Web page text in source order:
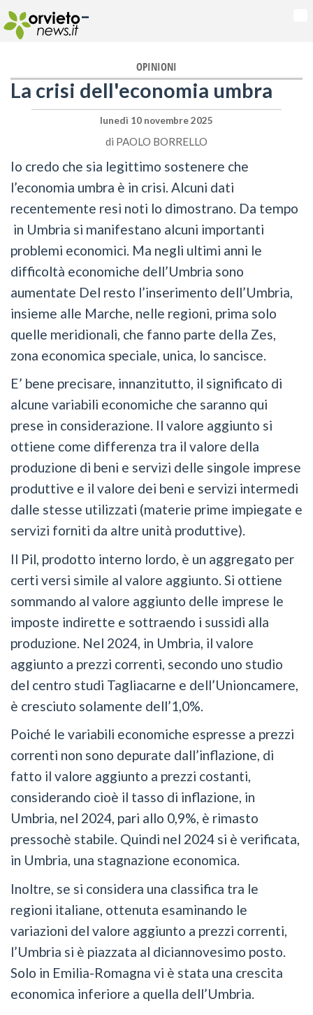
-
OPINIONI
La crisi dell'economia umbra
lunedì 10 novembre 2025
di PAOLO BORRELLO
Io credo che sia legittimo sostenere che
l’economia umbra è in crisi. Alcuni dati
recentemente resi noti lo dimostrano. Da tempo
in Umbria si manifestano alcuni importanti
problemi economici. Ma negli ultimi anni le
difficoltà economiche dell’Umbria sono
aumentate Del resto l’inserimento dell’Umbria,
insieme alle Marche, nelle regioni, prima solo
quelle meridionali, che fanno parte della Zes,
zona economica speciale, unica, lo sancisce.
E’ bene precisare, innanzitutto, il significato di
alcune variabili economiche che saranno qui
prese in considerazione. Il valore aggiunto si
ottiene come differenza tra il valore della
produzione di beni e servizi delle singole imprese
produttive e il valore dei beni e servizi intermedi
dalle stesse utilizzati (materie prime impiegate e
servizi forniti da altre unità produttive).
Il Pil, prodotto interno lordo, è un aggregato per
certi versi simile al valore aggiunto. Si ottiene
sommando al valore aggiunto delle imprese le
imposte indirette e sottraendo i sussidi alla
produzione. Nel 2024, in Umbria, il valore
aggiunto a prezzi correnti, secondo uno studio
del centro studi Tagliacarne e dell’Unioncamere,
è cresciuto solamente dell’1,0%.
Poiché le variabili economiche espresse a prezzi
correnti non sono depurate dall’inflazione, di
fatto il valore aggiunto a prezzi costanti,
considerando cioè il tasso di inflazione, in
Umbria, nel 2024, pari allo 0,9%, è rimasto
pressochè stabile. Quindi nel 2024 si è verificata,
in Umbria, una stagnazione economica.
Inoltre, se si considera una classifica tra le
regioni italiane, ottenuta esaminando le
variazioni del valore aggiunto a prezzi correnti,
l’Umbria si è piazzata al diciannovesimo posto.
Solo in Emilia-Romagna vi è stata una crescita
economica inferiore a quella dell’Umbria.